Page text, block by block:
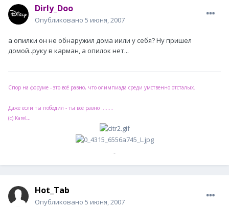
Dirly_Doo
Опубликовано 5 июня, 2007
а опилки он не обнаружил дома иили у себя? Ну пришел
домой..руку в карман, а опилок нет...
Спор на форуме - это всё равно, что олимпиада среди умственно отсталых.
Даже если ты победил - ты всё равно ........
(с) KareL ..
Hot_Tab
Опубликовано 5 июня, 2007